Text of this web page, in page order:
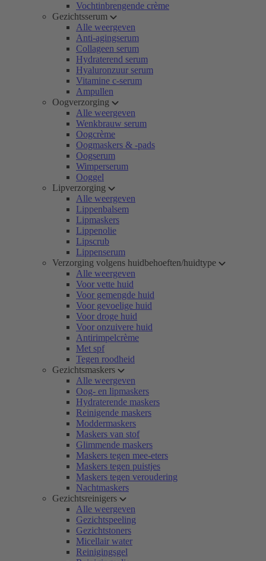
Vochtinbrengende crème
Gezichtsserum
Alle weergeven
Anti-agingserum
Collageen serum
Hydraterend serum
Hyaluronzuur serum
Vitamine c-serum
Ampullen
Oogverzorging
Alle weergeven
Wenkbrauw serum
Oogcrème
Oogmaskers & -pads
Oogserum
Wimperserum
Ooggel
Lipverzorging
Alle weergeven
Lippenbalsem
Lipmaskers
Lippenolie
Lipscrub
Lippenserum
Verzorging volgens huidbehoeften/huidtype
Alle weergeven
Voor vette huid
Voor gemengde huid
Voor gevoelige huid
Voor droge huid
Voor onzuivere huid
Antirimpelcrème
Met spf
Tegen roodheid
Gezichtsmaskers
Alle weergeven
Oog- en lipmaskers
Hydraterende maskers
Reinigende maskers
Moddermaskers
Maskers van stof
Glimmende maskers
Maskers tegen mee-eters
Maskers tegen puistjes
Maskers tegen veroudering
Nachtmaskers
Gezichtsreinigers
Alle weergeven
Gezichtspeeling
Gezichtstoners
Micellair water
Reinigingsgel